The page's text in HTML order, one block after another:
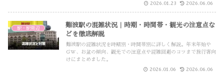
2026.01.23 2026.06.06
駅・駅周辺
難波駅の混雑状況｜時期・時間帯・観光の注意点な
どを徹底解説
難波駅の混雑状況を時期別・時間帯別に詳しく解説。年末年始や
GW、お盆の傾向、観光での注意点や混雑回避のコツまで旅行客向
けにまとめました。
2026.01.06 2026.06.06